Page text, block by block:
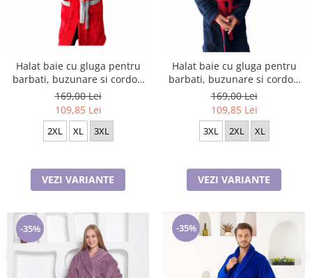
Halat baie cu gluga pentru
barbati, buzunare si cordon
in talie, design SPORT,
Cocolino ROSU
169,00 Lei
109,85 Lei
2XL XL 3XL
VEZI VARIANTE
Halat baie cu gluga pentru
barbati, buzunare si cordon
in talie, design cu insigna,
Cocolino BLeomarin/visiniu
169,00 Lei
109,85 Lei
3XL 2XL XL
VEZI VARIANTE
-35% -35%